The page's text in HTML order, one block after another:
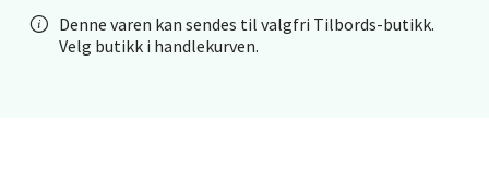
Denne varen kan sendes til valgfri Tilbords-butikk.
Velg butikk i handlekurven.